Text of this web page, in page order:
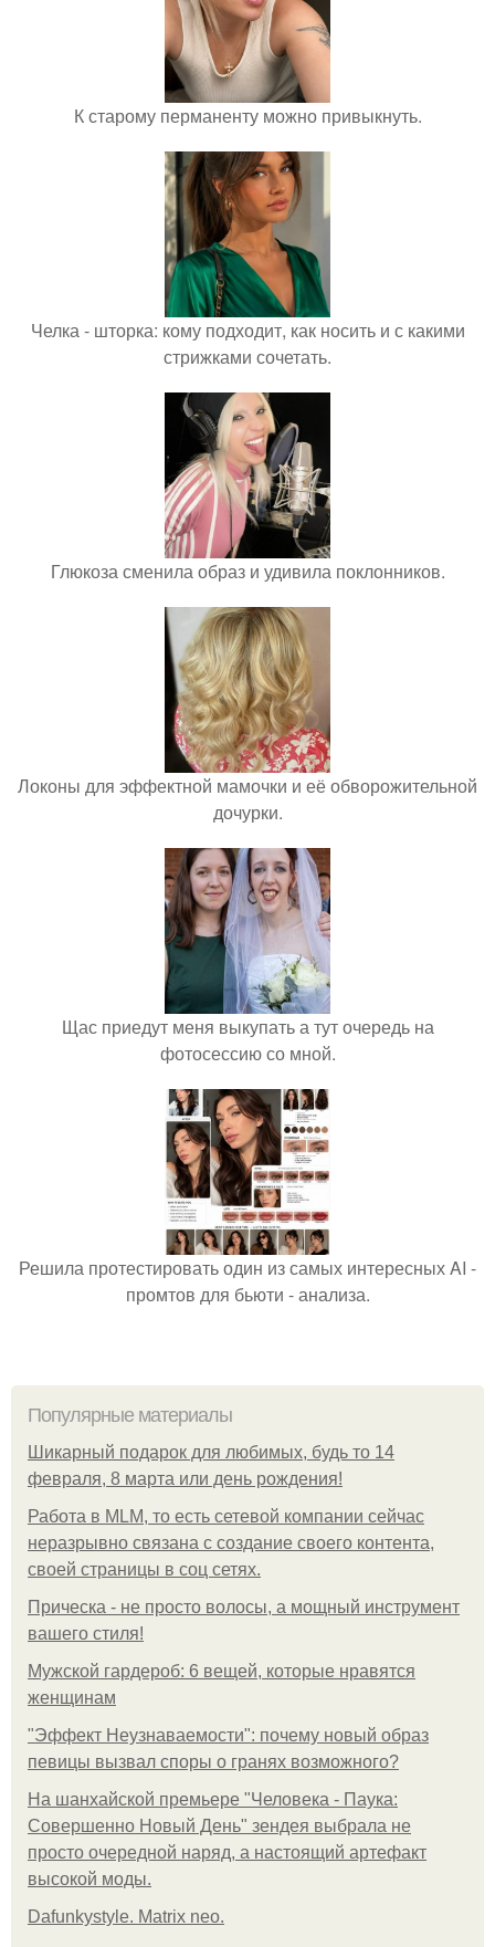
К старому перманенту можно привыкнуть.
Челка - шторка: кому подходит, как носить и с какими
стрижками сочетать.
Глюкоза сменила образ и удивила поклонников.
Локоны для эффектной мамочки и её обворожительной
дочурки.
Щас приедут меня выкупать а тут очередь на
фотосессию со мной.
Решила протестировать один из самых интересных AI -
промтов для бьюти - анализа.
Популярные материалы
Шикарный подарок для любимых, будь то 14
февраля, 8 марта или день рождения!
Работа в MLM, то есть сетевой компании сейчас
неразрывно связана с создание своего контента,
своей страницы в соц сетях.
Прическа - не просто волосы, а мощный инструмент
вашего стиля!
Мужской гардероб: 6 вещей, которые нравятся
женщинам
"Эффект Неузнаваемости": почему новый образ
певицы вызвал споры о гранях возможного?
На шанхайской премьере "Человека - Паука:
Совершенно Новый День" зендея выбрала не
просто очередной наряд, а настоящий артефакт
высокой моды.
Dafunkystyle. Matrix neo.